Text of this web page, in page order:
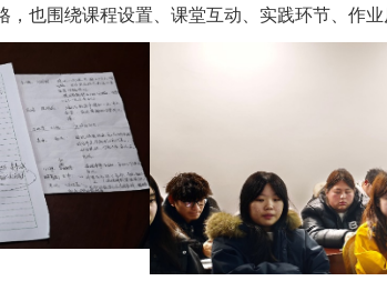
也围绕课程设置、课堂互动、实践环节、作